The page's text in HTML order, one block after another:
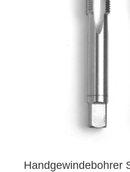
Handgewindebohrer